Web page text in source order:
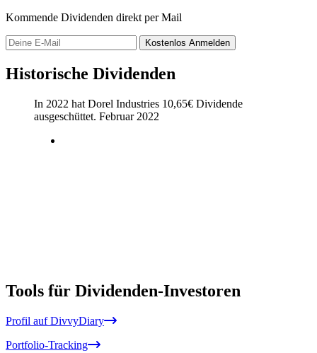
Kommende Dividenden direkt per Mail
Kostenlos Anmelden
Historische Dividenden
In 2022 hat Dorel Industries 10,65€ Dividende
ausgeschüttet. Februar 2022
Tools für Dividenden-Investoren
Profil auf DivvyDiary
Portfolio-Tracking